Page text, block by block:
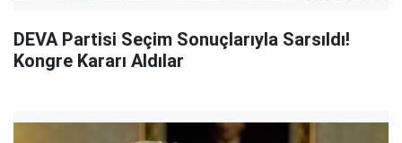
DEVA Partisi Seçim Sonuçlarıyla Sarsıldı!
Kongre Kararı Aldılar